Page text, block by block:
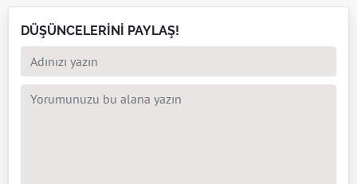
DÜŞÜNCELERİNİ PAYLAŞ!